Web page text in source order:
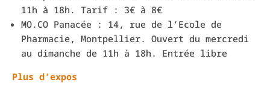
11h à 18h. Tarif : 3€ à 8€
MO.CO Panacée : 14, rue de l’Ecole de
Pharmacie, Montpellier. Ouvert du mercredi
au dimanche de 11h à 18h. Entrée libre
Plus d’expos